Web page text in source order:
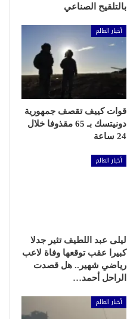
بالتلقيح الصناعي
أخبار العالم
قوات كييف تقصف جمهورية
دونيتسك بـ 65 مقذوفا خلال
24 ساعة
أخبار العالم
ليلى عبد اللطيف تثير جدلا
كبيرا عقب توقعها وفاة لاعب
رياضي شهير.. هل قصدت
الراحل أحمد…
أخبار العالم